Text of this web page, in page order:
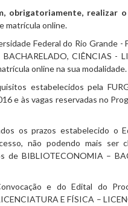
obrigatoriamente, realizar
matrícula online.
Federal do Rio Grande -
CIÊNCIAS -
online na sua modalidade.
estabelecidos pela
e às vagas reservadas no
os prazos estabelecido o
não podendo mais ser
BIBLIOTECONOMIA –
e doEdital do
E FÍSICA –